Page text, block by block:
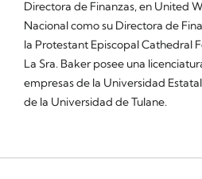
Directora de Finanzas, en United
Nacional como su Directora de
la Protestant Episcopal Cathedral
La Sra. Baker posee una
empresas de la Universidad
de la Universidad de Tulane.